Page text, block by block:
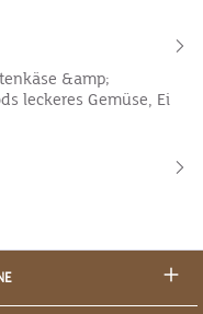
&amp;
leckeres Gemüse, Ei